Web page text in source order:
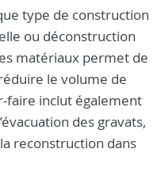
type de construction
ou déconstruction
matériaux permet de
le volume de
faire inclut également
des gravats,
reconstruction dans